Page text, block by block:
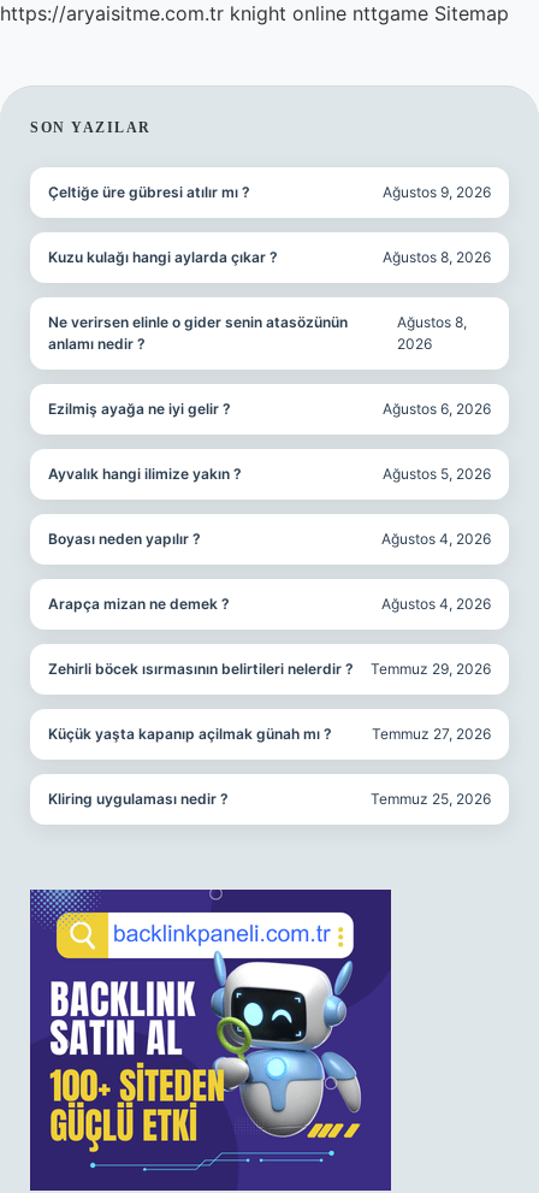
https://aryaisitme.com.tr knight online nttgame Sitemap
SIDEBAR
SON YAZILAR
Çeltiğe üre gübresi atılır mı ? Ağustos 9, 2026
Kuzu kulağı hangi aylarda çıkar ? Ağustos 8, 2026
Ne verirsen elinle o gider senin atasözünün
anlamı nedir ?
Ağustos 8,
2026
Ezilmiş ayağa ne iyi gelir ? Ağustos 6, 2026
Ayvalık hangi ilimize yakın ? Ağustos 5, 2026
Boyası neden yapılır ? Ağustos 4, 2026
Arapça mizan ne demek ? Ağustos 4, 2026
Zehirli böcek ısırmasının belirtileri nelerdir ? Temmuz 29, 2026
Küçük yaşta kapanıp açilmak günah mı ? Temmuz 27, 2026
Kliring uygulaması nedir ? Temmuz 25, 2026